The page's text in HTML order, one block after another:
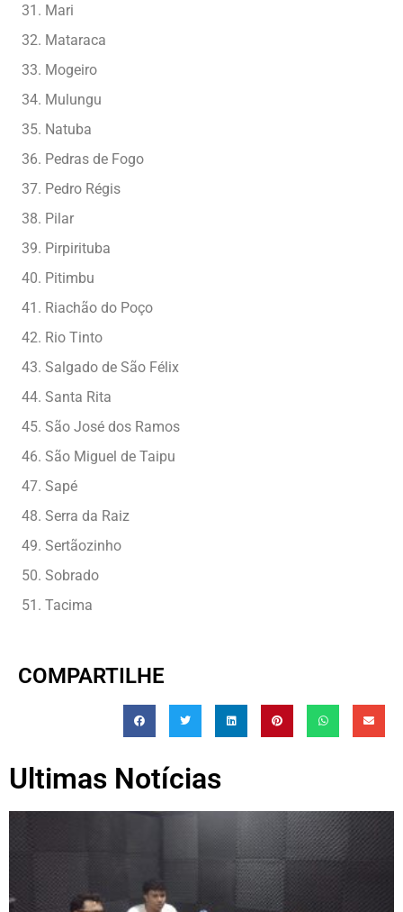
Mari
Mataraca
Mogeiro
Mulungu
Natuba
Pedras de Fogo
Pedro Régis
Pilar
Pirpirituba
Pitimbu
Riachão do Poço
Rio Tinto
Salgado de São Félix
Santa Rita
São José dos Ramos
São Miguel de Taipu
Sapé
Serra da Raiz
Sertãozinho
Sobrado
Tacima
COMPARTILHE
Ultimas Notícias